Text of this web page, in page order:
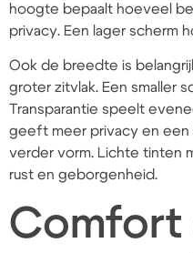
hoogte bepaalt hoeveel
privacy. Een lager scherm
Ook de breedte is
groter zitvlak. Een smaller
Transparantie speelt
geeft meer privacy en een
verder vorm. Lichte tinten
rust en geborgenheid.
Comfort